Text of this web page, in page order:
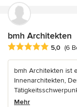
bmh Architekten
Durchschnittliche
5,0 (6
bmh Architekten ist
Innenarchitekten,
Mehr